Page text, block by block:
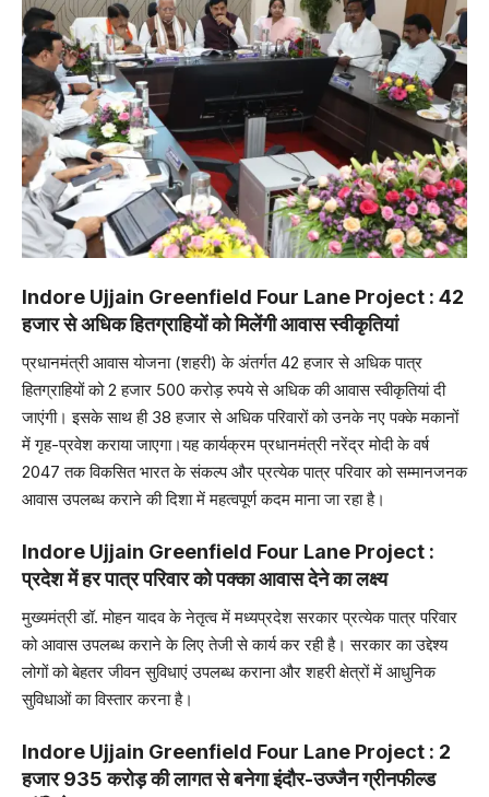
Indore Ujjain Greenfield Four Lane Project : 42
हजार से अधिक हितग्राहियों को मिलेंगी आवास स्वीकृतियां
प्रधानमंत्री आवास योजना (शहरी) के अंतर्गत 42 हजार से अधिक पात्र
हितग्राहियों को 2 हजार 500 करोड़ रुपये से अधिक की आवास स्वीकृतियां दी
जाएंगी। इसके साथ ही 38 हजार से अधिक परिवारों को उनके नए पक्के मकानों
में गृह-प्रवेश कराया जाएगा।यह कार्यक्रम प्रधानमंत्री नरेंद्र मोदी के वर्ष
2047 तक विकसित भारत के संकल्प और प्रत्येक पात्र परिवार को सम्मानजनक
आवास उपलब्ध कराने की दिशा में महत्वपूर्ण कदम माना जा रहा है।
Indore Ujjain Greenfield Four Lane Project :
प्रदेश में हर पात्र परिवार को पक्का आवास देने का लक्ष्य
मुख्यमंत्री डॉ. मोहन यादव के नेतृत्व में मध्यप्रदेश सरकार प्रत्येक पात्र परिवार
को आवास उपलब्ध कराने के लिए तेजी से कार्य कर रही है। सरकार का उद्देश्य
लोगों को बेहतर जीवन सुविधाएं उपलब्ध कराना और शहरी क्षेत्रों में आधुनिक
सुविधाओं का विस्तार करना है।
Indore Ujjain Greenfield Four Lane Project : 2
हजार 935 करोड़ की लागत से बनेगा इंदौर-उज्जैन ग्रीनफील्ड